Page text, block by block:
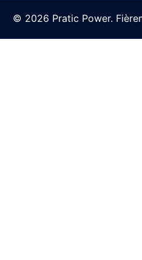
© 2026 Pratic Power.